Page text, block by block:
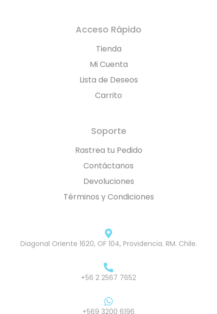
Acceso Rápido
Tienda
Mi Cuenta
Lista de Deseos
Carrito
Soporte
Rastrea tu Pedido
Contáctanos
Devoluciones
Términos y Condiciones
Diagonal Oriente 1620, OF 104, Providencia. RM. Chile.
+56 2 2567 7652
+569 3200 6196